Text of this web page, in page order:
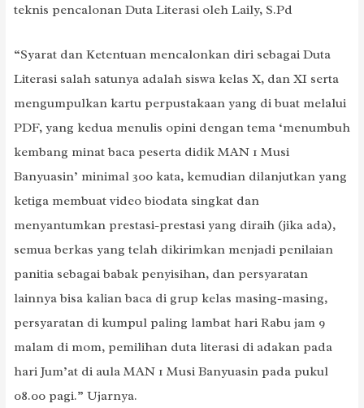
teknis pencalonan Duta Literasi oleh Laily, S.Pd
“Syarat dan Ketentuan mencalonkan diri sebagai Duta
Literasi salah satunya adalah siswa kelas X, dan XI serta
mengumpulkan kartu perpustakaan yang di buat melalui
PDF, yang kedua menulis opini dengan tema ‘menumbuh
kembang minat baca peserta didik MAN 1 Musi
Banyuasin’ minimal 300 kata, kemudian dilanjutkan yang
ketiga membuat video biodata singkat dan
menyantumkan prestasi-prestasi yang diraih (jika ada),
semua berkas yang telah dikirimkan menjadi penilaian
panitia sebagai babak penyisihan, dan persyaratan
lainnya bisa kalian baca di grup kelas masing-masing,
persyaratan di kumpul paling lambat hari Rabu jam 9
malam di mom, pemilihan duta literasi di adakan pada
hari Jum’at di aula MAN 1 Musi Banyuasin pada pukul
08.00 pagi.” Ujarnya.